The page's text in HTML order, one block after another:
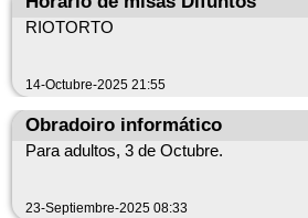
RIOTORTO
14-Octubre-2025 21:55
Obradoiro informático
Para adultos, 3 de Octubre.
23-Septiembre-2025 08:33